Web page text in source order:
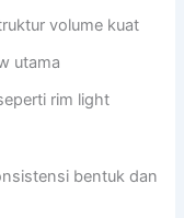
volume kuat
utama
rim light
bentuk dan